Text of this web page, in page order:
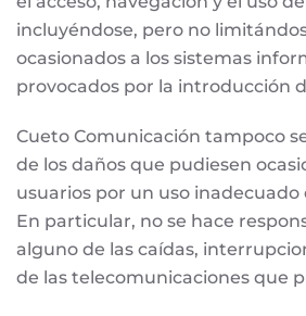
incluyéndose, pero no
ocasionados a los sistemas
provocados por la introducción
Cueto Comunicación tampoco
de los daños que pudiesen
usuarios por un uso inadecuado
En particular, no se hace
alguno de las caídas,
de las telecomunicaciones que